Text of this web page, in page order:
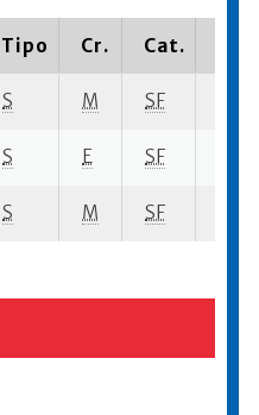
Tipo Cr. Cat.
S M SF
S E SF
S M SF